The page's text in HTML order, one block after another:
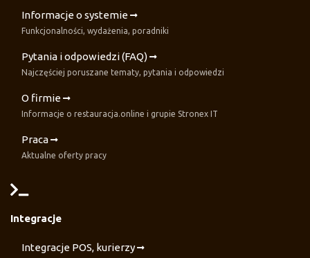
Informacje o systemie
Funkcjonalności, wydażenia, poradniki
Pytania i odpowiedzi (FAQ)
Najczęściej poruszane tematy, pytania i odpowiedzi
O firmie
Informacje o restauracja.online i grupie Stronex IT
Praca
Aktualne oferty pracy
Integracje
Integracje POS, kurierzy